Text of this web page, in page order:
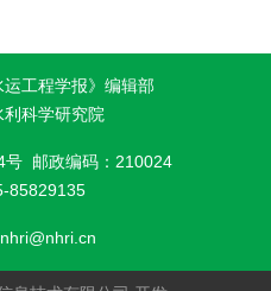
工程学报》编辑部
科学研究院
号 邮政编码：210024
85829135